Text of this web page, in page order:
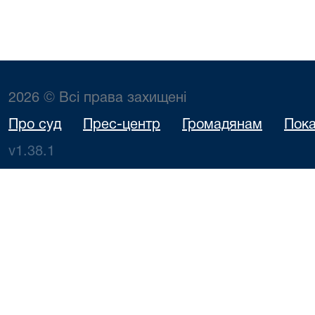
2026 © Всі права захищені
Про суд Прес-центр Громадянам
v1.38.1